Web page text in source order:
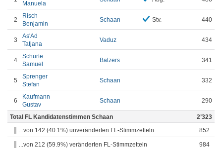
Manuela
2
Risch
Benjamin
Schaan Stv. 440
3
As'Ad
Tatjana
Vaduz 434
4
Schurte
Samuel
Balzers 341
5
Sprenger
Stefan
Schaan 332
6
Kaufmann
Gustav
Schaan 290
Total FL Kandidatenstimmen Schaan
2’323
...von 142 (40.1%) unveränderten FL-Stimmzetteln
852
...von 212 (59.9%) veränderten FL-Stimmzetteln 984